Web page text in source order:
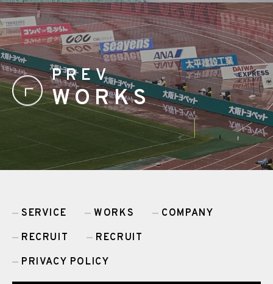
PREV
WORKS
SERVICE WORKS
COMPANY
RECRUIT
RECRUIT
PRIVACY POLICY